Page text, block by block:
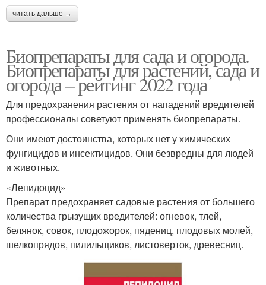
читать дальше →
Биопрепараты для сада и огорода.
Биопрепараты для растений, сада и
огорода – рейтинг 2022 года
Для предохранения растения от нападений вредителей
профессионалы советуют применять биопрепараты.
Они имеют достоинства, которых нет у химических
фунгицидов и инсектицидов. Они безвредны для людей
и животных.
«Лепидоцид»
Препарат предохраняет садовые растения от большего
количества грызущих вредителей: огневок, тлей,
белянок, совок, плодожорок, пядениц, плодовых молей,
шелкопрядов, пилильщиков, листоверток, древесниц.